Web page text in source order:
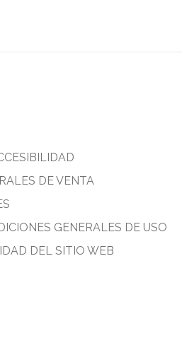
DE VENTA
GENERALES DE USO
DEL SITIO WEB